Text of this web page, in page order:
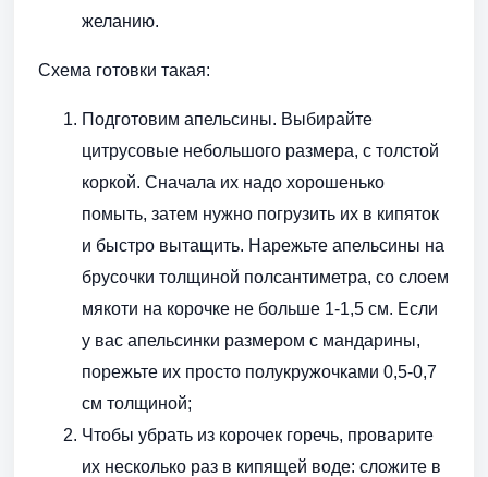
желанию.
Схема готовки такая:
Подготовим апельсины. Выбирайте
цитрусовые небольшого размера, с толстой
коркой. Сначала их надо хорошенько
помыть, затем нужно погрузить их в кипяток
и быстро вытащить. Нарежьте апельсины на
брусочки толщиной полсантиметра, со слоем
мякоти на корочке не больше 1-1,5 см. Если
у вас апельсинки размером с мандарины,
порежьте их просто полукружочками 0,5-0,7
см толщиной;
Чтобы убрать из корочек горечь, проварите
их несколько раз в кипящей воде: сложите в